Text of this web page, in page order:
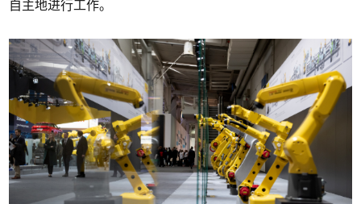
自主地进行工作。